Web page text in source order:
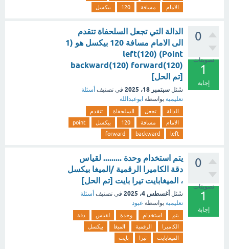
الامام
مسافة 120 بيكسل
0
تصويتات
1
إجابة
الدالة التي تجعل السلحفاة تتقدم
الى الامام مسافة 120 بيكسل هو (1
Point) left(120)
backward(120) forward(120)
[تم الحل]
سُئل سبتمبر 18، 2025 في تصنيف أسئلة
تعليمية بواسطة ابوعبدالله
الدالة تجعل السلحفاة
تتقدم
الامام
مسافة 120 بيكسل
point
left
backward
forward
0
تصويتات
1
إجابة
يتم استخدام وحدة ......... لقياس
دقة الكاميرا الرقمية /الميغا بيكسل
، الميغابايت تيرا بايت [تم الحل]
سُئل أغسطس 4، 2025 في تصنيف أسئلة
تعليمية بواسطة عبود
يتم استخدام وحدة لقياس
دقة
الكاميرا
الرقمية الميغا
بيكسل
الميغابايت
تيرا بايت